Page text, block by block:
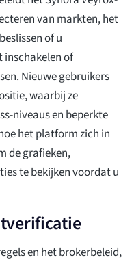
van markten, het
of u
of
Nieuwe gebruikers
waarbij ze
niveaus en beperkte
het platform zich in
de grafieken,
te bekijken voordat u
en het brokerbeleid,